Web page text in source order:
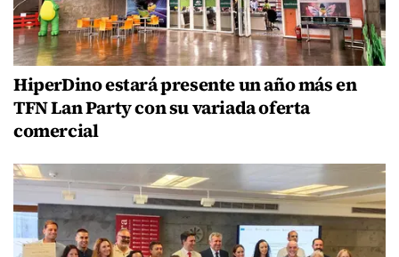
HiperDino estará presente un año más en
TFN Lan Party con su variada oferta
comercial